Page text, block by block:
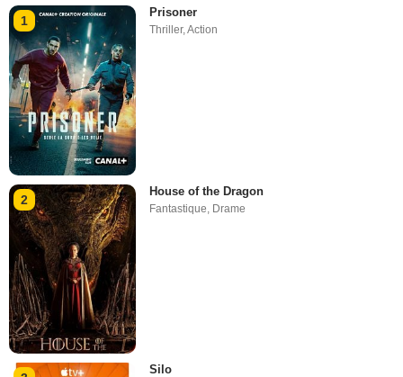
1
Prisoner
Thriller,Action
2
House of the Dragon
Fantastique Drame
Silo